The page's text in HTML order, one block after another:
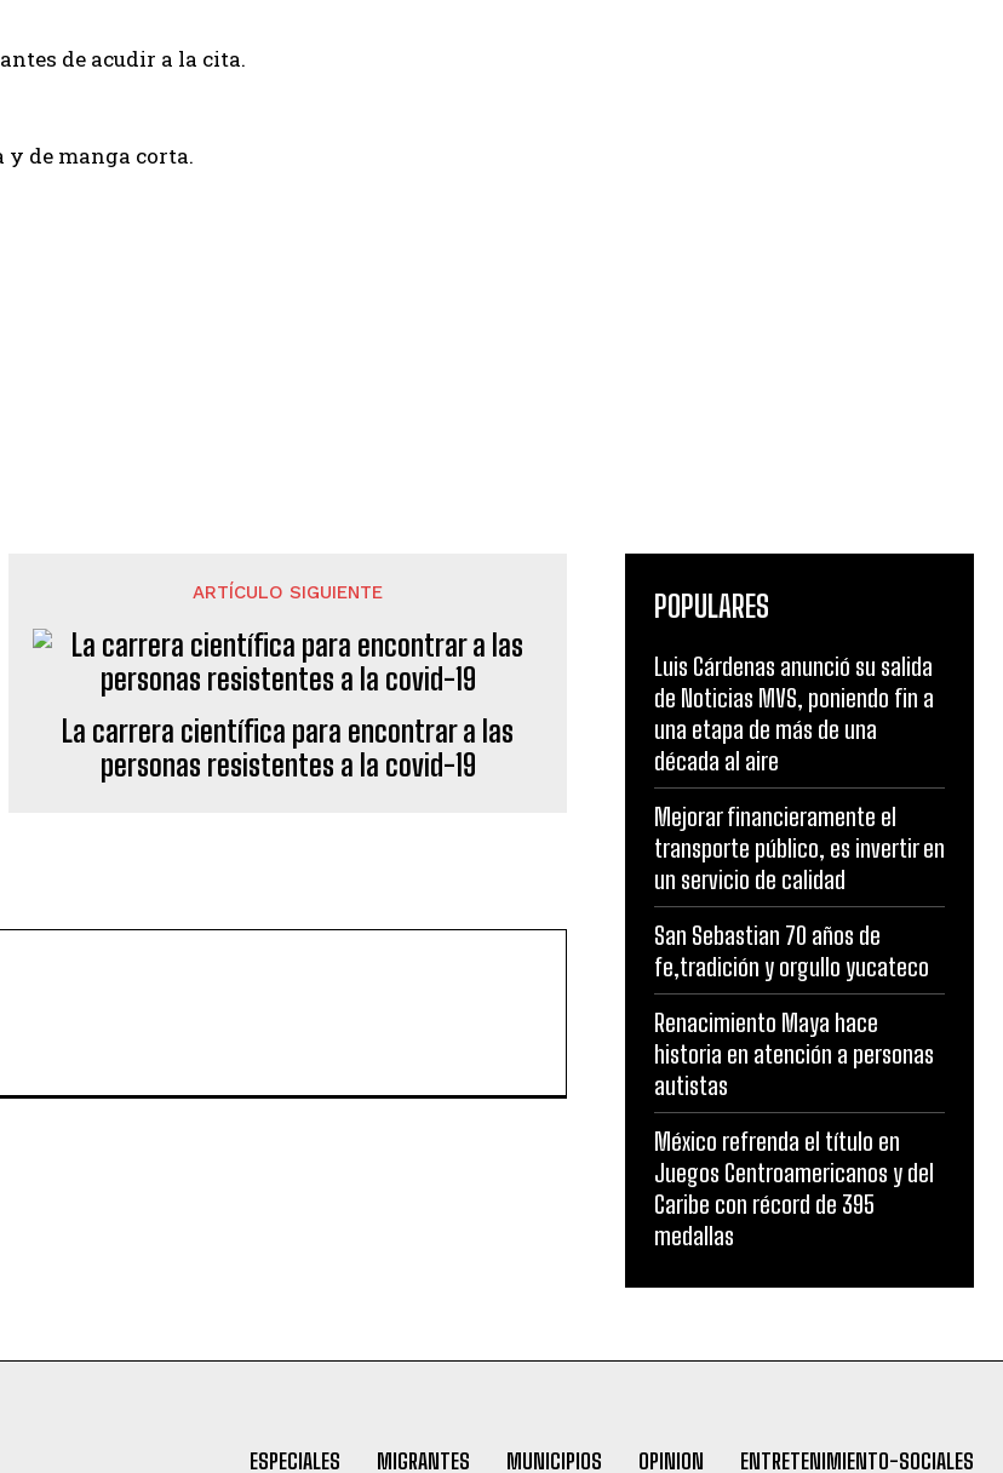
de acudir a la cita.
y de manga corta.
ARTÍCULO SIGUIENTE
La carrera científica para encontrar a las
personas resistentes a la covid-19
POPULARES
Luis Cárdenas anunció su salida
de Noticias MVS, poniendo fin a
una etapa de más de una
década al aire
Mejorar financieramente el
transporte público, es invertir en
un servicio de calidad
San Sebastian 70 años de
fe,tradición y orgullo yucateco
Renacimiento Maya hace
historia en atención a personas
autistas
México refrenda el título en
Juegos Centroamericanos y del
Caribe con récord de 395
medallas
ESPECIALES MIGRANTES MUNICIPIOS OPINION ENTRETENIMIENTO-SOCIALES